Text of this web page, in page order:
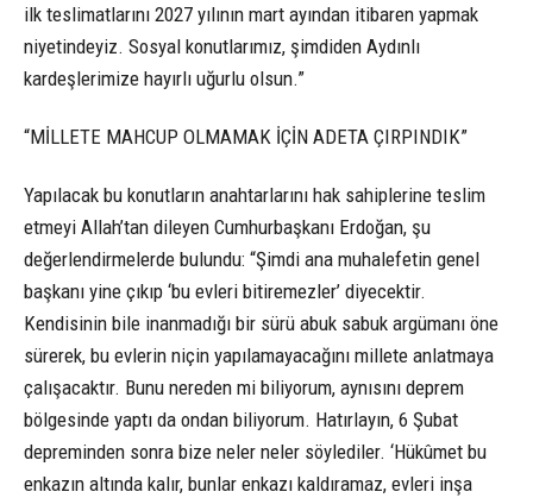
ilk teslimatlarını 2027 yılının mart ayından itibaren yapmak
niyetindeyiz. Sosyal konutlarımız, şimdiden Aydınlı
kardeşlerimize hayırlı uğurlu olsun.”
“MİLLETE MAHCUP OLMAMAK İÇİN ADETA ÇIRPINDIK”
Yapılacak bu konutların anahtarlarını hak sahiplerine teslim
etmeyi Allah’tan dileyen Cumhurbaşkanı Erdoğan, şu
değerlendirmelerde bulundu: “Şimdi ana muhalefetin genel
başkanı yine çıkıp ‘bu evleri bitiremezler’ diyecektir.
Kendisinin bile inanmadığı bir sürü abuk sabuk argümanı öne
sürerek, bu evlerin niçin yapılamayacağını millete anlatmaya
çalışacaktır. Bunu nereden mi biliyorum, aynısını deprem
bölgesinde yaptı da ondan biliyorum. Hatırlayın, 6 Şubat
depreminden sonra bize neler neler söylediler. ‘Hükûmet bu
enkazın altında kalır, bunlar enkazı kaldıramaz, evleri inşa